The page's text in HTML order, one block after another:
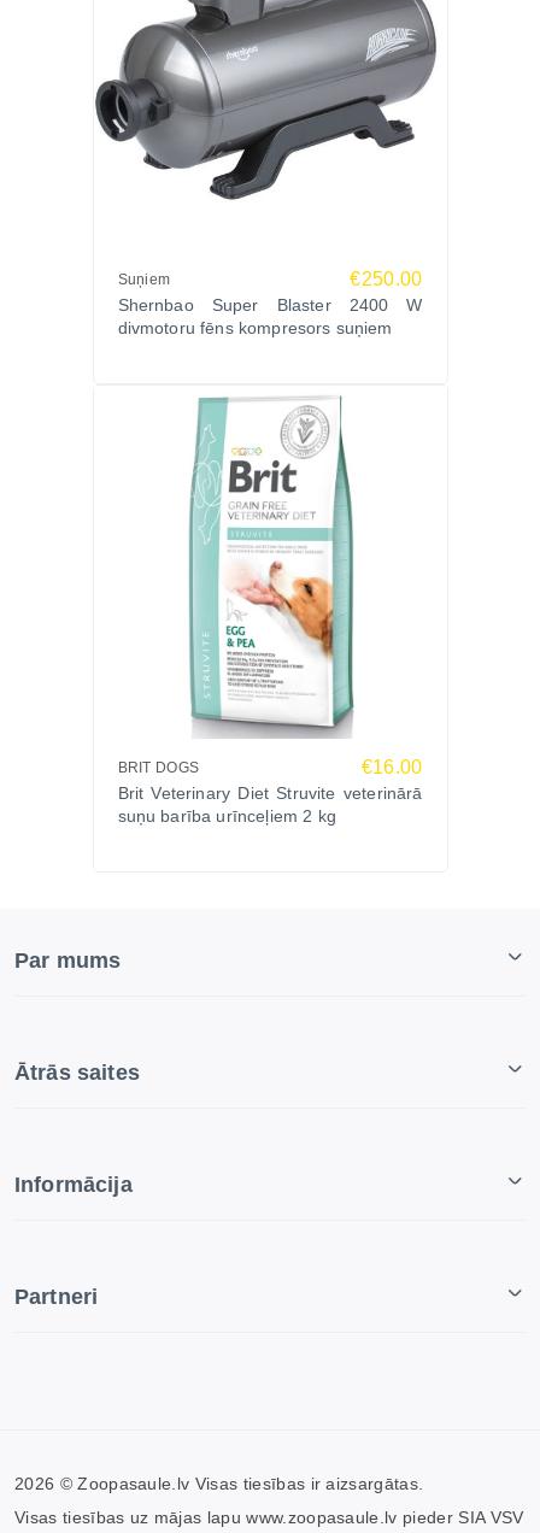
Suņiem €250.00
Shernbao Super Blaster 2400 W
divmotoru fēns kompresors suņiem
BRIT DOGS €16.00
Brit Veterinary Diet Struvite veterinārā
suņu barība urīnceļiem 2 kg
Par mums
Ātrās saites
Informācija
Partneri
2026 © Zoopasaule.lv Visas tiesības ir aizsargātas.
Visas tiesības uz mājas lapu www.zoopasaule.lv pieder SIA VSV